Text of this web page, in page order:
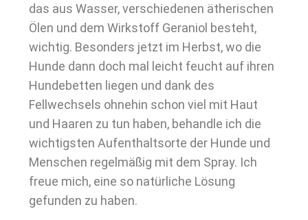
das aus Wasser, verschiedenen ätherischen
Ölen und dem Wirkstoff Geraniol besteht,
wichtig. Besonders jetzt im Herbst, wo die
Hunde dann doch mal leicht feucht auf ihren
Hundebetten liegen und dank des
Fellwechsels ohnehin schon viel mit Haut
und Haaren zu tun haben, behandle ich die
wichtigsten Aufenthaltsorte der Hunde und
Menschen regelmäßig mit dem Spray. Ich
freue mich, eine so natürliche Lösung
gefunden zu haben.